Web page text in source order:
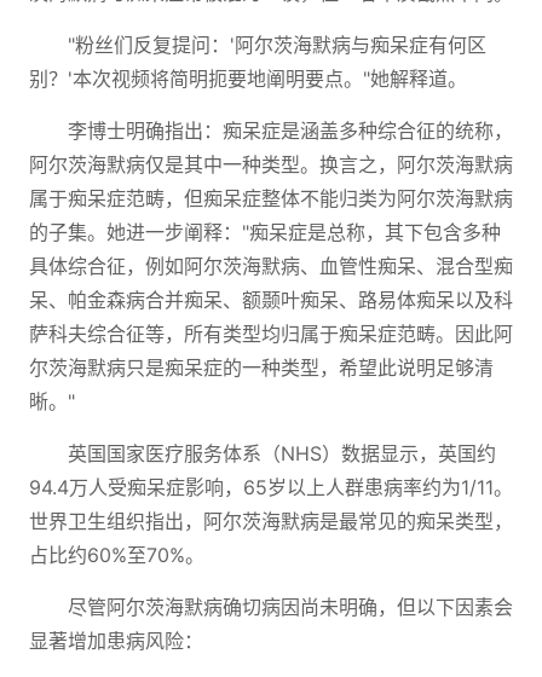
"粉丝们反复提问：'阿尔茨海默病与痴呆症有何区
别？'本次视频将简明扼要地阐明要点。"她解释道。
李博士明确指出：痴呆症是涵盖多种综合征的统称，
阿尔茨海默病仅是其中一种类型。换言之，阿尔茨海默病
属于痴呆症范畴，但痴呆症整体不能归类为阿尔茨海默病
的子集。她进一步阐释："痴呆症是总称，其下包含多种
具体综合征，例如阿尔茨海默病、血管性痴呆、混合型痴
呆、帕金森病合并痴呆、额颞叶痴呆、路易体痴呆以及科
萨科夫综合征等，所有类型均归属于痴呆症范畴。因此阿
尔茨海默病只是痴呆症的一种类型，希望此说明足够清
晰。"
英国国家医疗服务体系（NHS）数据显示，英国约
94.4万人受痴呆症影响，65岁以上人群患病率约为1/11。
世界卫生组织指出，阿尔茨海默病是最常见的痴呆类型，
占比约60%至70%。
尽管阿尔茨海默病确切病因尚未明确，但以下因素会
显著增加患病风险：